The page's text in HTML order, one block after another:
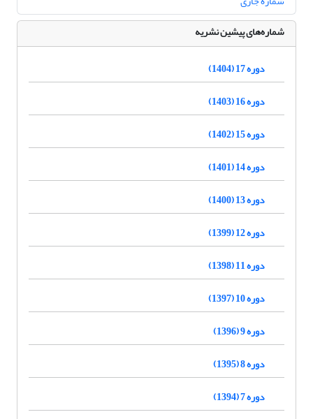
شماره‌های پیشین نشریه
دوره 17 (1404)
دوره 16 (1403)
دوره 15 (1402)
دوره 14 (1401)
دوره 13 (1400)
دوره 12 (1399)
دوره 11 (1398)
دوره 10 (1397)
دوره 9 (1396)
دوره 8 (1395)
دوره 7 (1394)